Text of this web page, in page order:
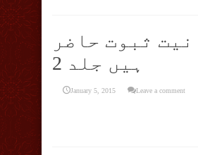
ثبوت حاضر
ہیں جلد 2
January 5, 2015 Leave a comment